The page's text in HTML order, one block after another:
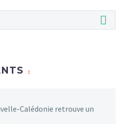
Calédonie retrouve un